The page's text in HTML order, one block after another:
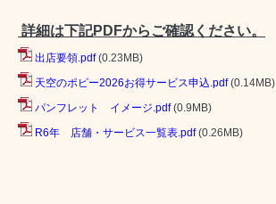
詳細は下記PDFからご確認ください。
出店要領.pdf (0.23MB)
天空のポピー2026お得サービス申込.pdf (0.14MB)
パンフレット イメージ.pdf (0.9MB)
R6年 店舗・サービス一覧表.pdf (0.26MB)